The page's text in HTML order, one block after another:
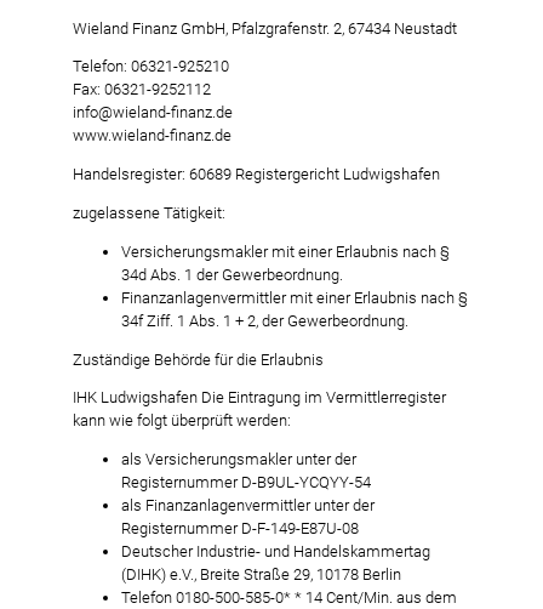
Wieland Finanz GmbH, Pfalzgrafenstr. 2, 67434 Neustadt
Telefon: 06321-925210
Fax: 06321-9252112
info@wieland-finanz.de
www.wieland-finanz.de
Handelsregister: 60689 Registergericht Ludwigshafen
zugelassene Tätigkeit:
Versicherungsmakler mit einer Erlaubnis nach §
34d Abs. 1 der Gewerbeordnung.
Finanzanlagenvermittler mit einer Erlaubnis nach §
34f Ziff. 1 Abs. 1 + 2, der Gewerbeordnung.
Zuständige Behörde für die Erlaubnis
IHK Ludwigshafen Die Eintragung im Vermittlerregister
kann wie folgt überprüft werden:
als Versicherungsmakler unter der
Registernummer D-B9UL-YCQYY-54
als Finanzanlagenvermittler unter der
Registernummer D-F-149-E87U-08
Deutscher Industrie- und Handelskammertag
(DIHK) e.V., Breite Straße 29, 10178 Berlin
Telefon 0180-500-585-0* * 14 Cent/Min. aus dem